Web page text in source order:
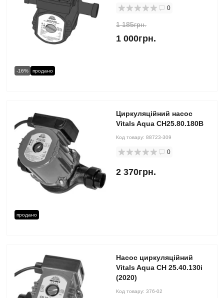
-16% продано
0
1 185грн.
1 000грн.
продано
Циркуляційний насос
Vitals Aqua CH25.80.180B
Код товару: 88723-309
0
2 370грн.
Насос циркуляційний
Vitals Aqua CH 25.40.130i
(2020)
Код товару: 376-02